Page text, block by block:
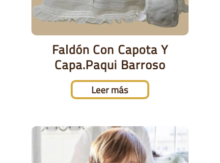
Faldón Con Capota Y
Capa.Paqui Barroso
Leer más